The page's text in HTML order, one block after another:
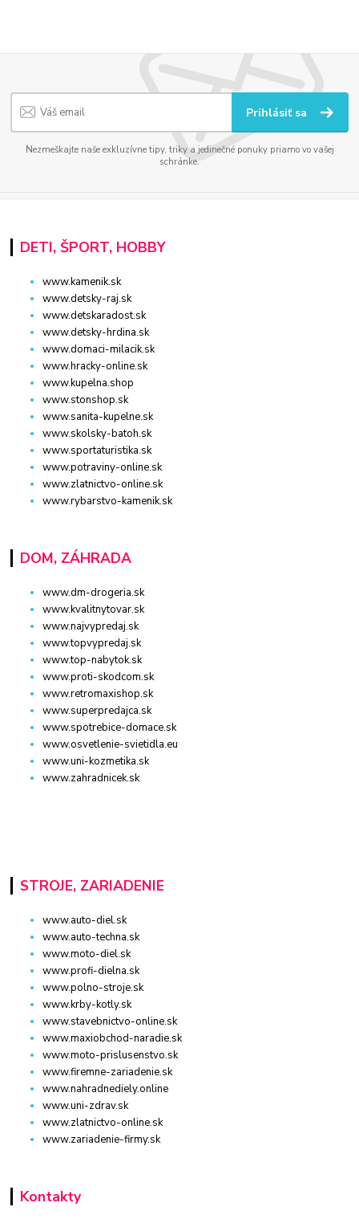
Prihlásiť sa
Nezmeškajte naše exkluzívne tipy, triky a jedinečné ponuky priamo vo vašej
schránke.
DETI, ŠPORT, HOBBY
www.kamenik.sk
www.detsky-raj.sk
www.detskaradost.sk
www.detsky-hrdina.sk
www.domaci-milacik.sk
www.hracky-online.sk
www.kupelna.shop
www.stonshop.sk
www.sanita-kupelne.sk
www.skolsky-batoh.sk
www.sportaturistika.sk
www.potraviny-online.sk
www.zlatnictvo-online.sk
www.rybarstvo-kamenik.sk
DOM, ZÁHRADA
www.dm-drogeria.sk
www.kvalitnytovar.sk
www.najvypredaj.sk
www.topvypredaj.sk
www.top-nabytok.sk
www.proti-skodcom.sk
www.retromaxishop.sk
www.superpredajca.sk
www.spotrebice-domace.sk
www.osvetlenie-svietidla.eu
www.uni-kozmetika.sk
www.zahradnicek.sk
STROJE, ZARIADENIE
www.auto-diel.sk
www.auto-techna.sk
www.moto-diel.sk
www.profi-dielna.sk
www.polno-stroje.sk
www.krby-kotly.sk
www.stavebnictvo-online.sk
www.maxiobchod-naradie.sk
www.moto-prislusenstvo.sk
www.firemne-zariadenie.sk
www.nahradnediely.online
www.uni-zdrav.sk
www.zlatnictvo-online.sk
www.zariadenie-firmy.sk
Kontakty